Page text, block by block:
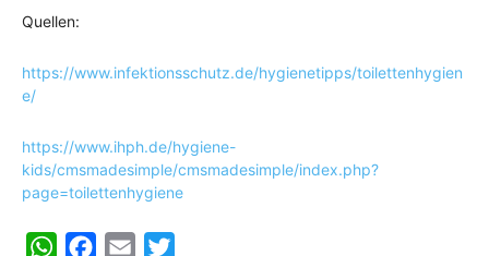
Quellen:
https://www.infektionsschutz.de/hygienetipps/toilettenhygien
e/
https://www.ihph.de/hygiene-
kids/cmsmadesimple/cmsmadesimple/index.php?
page=toilettenhygiene
WhatsAppFacebook
Email